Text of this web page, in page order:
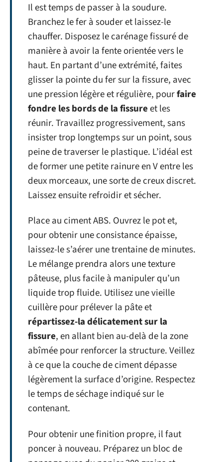
Il est temps de passer à la soudure.
Branchez le fer à souder et laissez-le
chauffer. Disposez le carénage fissuré de
manière à avoir la fente orientée vers le
haut. En partant d’une extrémité, faites
glisser la pointe du fer sur la fissure, avec
une pression légère et régulière, pourfaire
fondre les bords de la fissureet les
réunir. Travaillez progressivement, sans
insister trop longtemps sur un point, sous
peine de traverser le plastique. L’idéal est
de former une petite rainure en V entre les
deux morceaux, une sorte de creux discret.
Laissez ensuite refroidir et sécher.
Place au ciment ABS. Ouvrez le pot et,
pour obtenir une consistance épaisse,
laissez-le s’aérer une trentaine de minutes.
Le mélange prendra alors une texture
pâteuse, plus facile à manipuler qu’un
liquide trop fluide. Utilisez une vieille
cuillère pour prélever la pâte et
répartissez-la délicatement sur la
fissure, en allant bien au-delà de la zone
abîmée pour renforcer la structure. Veillez
à ce que la couche de ciment dépasse
légèrement la surface d’origine. Respectez
le temps de séchage indiqué sur le
contenant.
Pour obtenir une finition propre, il faut
poncer à nouveau. Préparez un bloc de